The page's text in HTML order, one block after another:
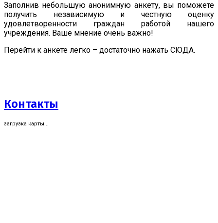
Заполнив небольшую анонимную анкету, вы поможете
получить независимую и честную оценку
удовлетворенности граждан работой нашего
учреждения. Ваше мнение очень важно!
Перейти к анкете легко – достаточно нажать СЮДА.
Контакты
загрузка карты...